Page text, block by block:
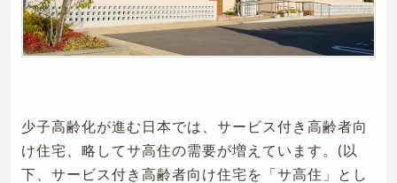
少子高齢化が進む日本では、サービス付き高齢者向
け住宅、略してサ高住の需要が増えています。(以
下、サービス付き高齢者向け住宅を「サ高住」とし